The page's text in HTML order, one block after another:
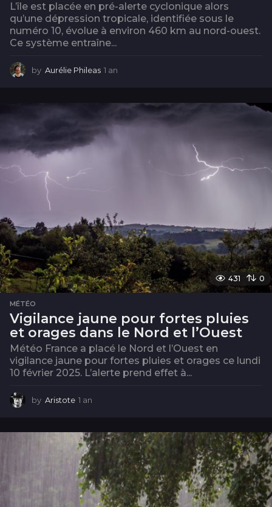
L’île est placée en pré-alerte cyclonique alors
qu’une dépression tropicale, identifiée sous le
numéro 10, évolue à environ 460 km au nord-ouest.
Ce système entraîne...
by Aurélie Phileas 1 an
431 0
MÉTÉO
Vigilance jaune pour fortes pluies
et orages dans le Nord et l’Ouest
Météo France a placé le Nord et l’Ouest en
vigilance jaune pour fortes pluies et orages ce lundi
10 février 2025. L’alerte prend effet à...
by Aristote 1 an